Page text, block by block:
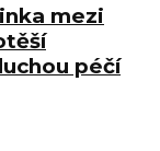
mezi
péčí